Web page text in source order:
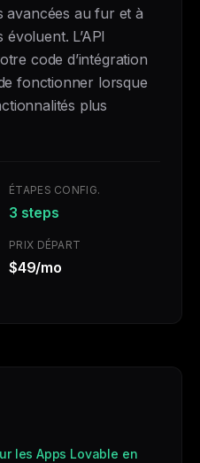
avancées au fur et à
L’API
code d’intégration
fonctionner lorsque
plus
ÉTAPES CONFIG.
3 steps
PRIX DÉPART
$49/mo
les Apps Lovable en